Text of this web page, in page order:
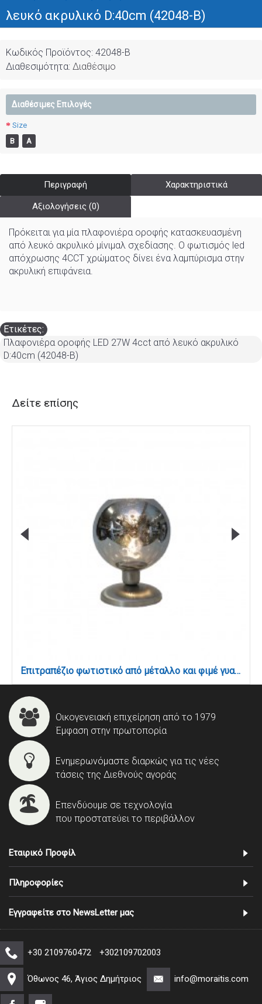
λευκό ακρυλικό D:40cm (42048-B)
Κωδικός Προϊόντος: 42048-B
Διαθεσιμότητα: Διαθέσιμο
Διαθέσιμες Επιλογές
Size
Β
Α
Περιγραφή Χαρακτηριστικά
Αξιολογήσεις (0)
Πρόκειται για μία πλαφονιέρα οροφής κατασκευασμένη
από λευκό ακρυλικό μίνιμαλ σχεδίασης. Ο φωτισμός led
απόχρωσης 4CCT χρώματος δίνει ένα λαμπύρισμα στην
ακρυλική επιφάνεια.
Ετικέτες:
Πλαφονιέρα οροφής LED 27W 4cct από λευκό ακρυλικό
D:40cm (42048-B)
Δείτε επίσης
Επιτραπέζιο φωτιστικό από μέταλλο και φιμέ γυαλί 1XE27 D:30cm (3043-Fime)
Οικογενειακή επιχείρηση από το 1979
Έμφαση στην πρωτοπορία
Ενημερωνόμαστε διαρκώς για τις νέες
τάσεις της Διεθνούς αγοράς
Επενδύουμε σε τεχνολογία
που προστατεύει το περιβάλλον
Εταιρικό Προφίλ
Πληροφορίες
Εγγραφείτε στο NewsLetter μας
+30 2109760472 +302109702003
Όθωνος 46, Άγιος Δημήτριος info@moraitis.com